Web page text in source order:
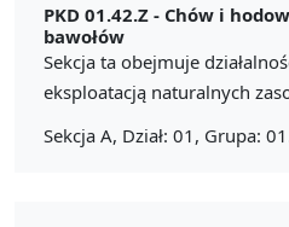
PKD 01.42.Z - Chów i
bawołów
Sekcja ta obejmuje
eksploatacją naturalnych
Sekcja A, Dział: 01, Grupa: